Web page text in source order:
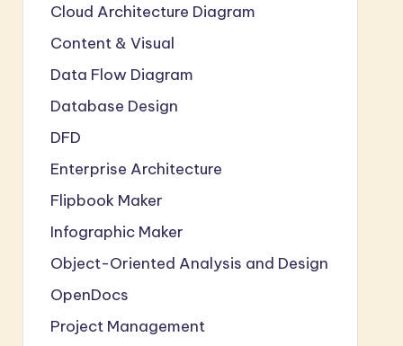
Cloud Architecture Diagram
Content & Visual
Data Flow Diagram
Database Design
DFD
Enterprise Architecture
Flipbook Maker
Infographic Maker
Object-Oriented Analysis and Design
OpenDocs
Project Management